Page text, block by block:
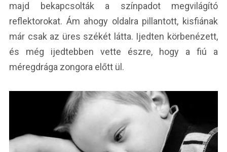
majd bekapcsolták a színpadot megvilágító
reflektorokat. Ám ahogy oldalra pillantott, kisfiának
már csak az üres székét látta. Ijedten körbenézett,
és még ijedtebben vette észre, hogy a fiú a
méregdrága zongora előtt ül.